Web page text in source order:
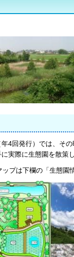
4回発行）では、そ
実際に生態園を散策
プは下欄の「生態園